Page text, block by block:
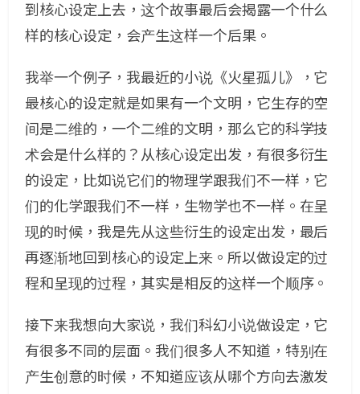
到核心设定上去，这个故事最后会揭露一个什么
样的核心设定，会产生这样一个后果。
我举一个例子，我最近的小说《火星孤儿》，它
最核心的设定就是如果有一个文明，它生存的空
间是二维的，一个二维的文明，那么它的科学技
术会是什么样的？从核心设定出发，有很多衍生
的设定，比如说它们的物理学跟我们不一样，它
们的化学跟我们不一样，生物学也不一样。在呈
现的时候，我是先从这些衍生的设定出发，最后
再逐渐地回到核心的设定上来。所以做设定的过
程和呈现的过程，其实是相反的这样一个顺序。
接下来我想向大家说，我们科幻小说做设定，它
有很多不同的层面。我们很多人不知道，特别在
产生创意的时候，不知道应该从哪个方向去激发